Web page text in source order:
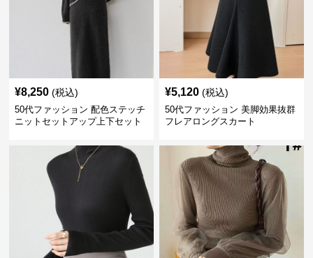
¥8,250 (税込)
50代ファッション 配色ステッチ
ニットセットアップ上下セット
¥5,120 (税込)
50代ファッション 美脚効果抜群
フレアロングスカート